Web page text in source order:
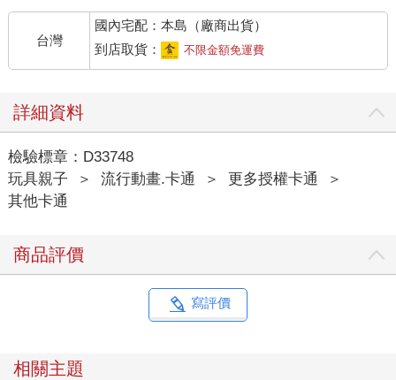
台灣
國內宅配：本島（廠商出貨）
到店取貨：
不限金額免運費
詳細資料
檢驗標章：D33748
玩具親子
＞ 流行動畫.卡通 ＞ 更多授權卡通
＞
其他卡通
商品評價
寫評價
相關主題